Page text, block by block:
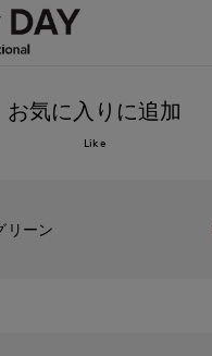
お気に入りに追加
Like
リーン